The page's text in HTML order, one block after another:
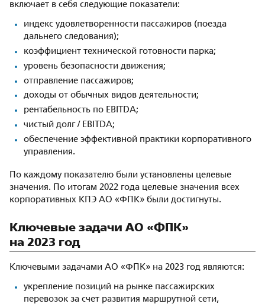
включает в себя следующие показатели:
индекс удовлетворенности пассажиров (поезда
дальнего следования);
коэффициент технической готовности парка;
уровень безопасности движения;
отправление пассажиров;
доходы от обычных видов деятельности;
рентабельность по EBITDA;
чистый долг / EBITDA;
обеспечение эффективной практики корпоративного
управления.
По каждому показателю были установлены целевые
значения. По итогам 2022 года целевые значения всех
корпоративных КПЭ АО «ФПК» были достигнуты.
Ключевые задачи АО «ФПК»
на 2023 год
Ключевыми задачами АО «ФПК» на 2023 год являются:
укрепление позиций на рынке пассажирских
перевозок за счет развития маршрутной сети,